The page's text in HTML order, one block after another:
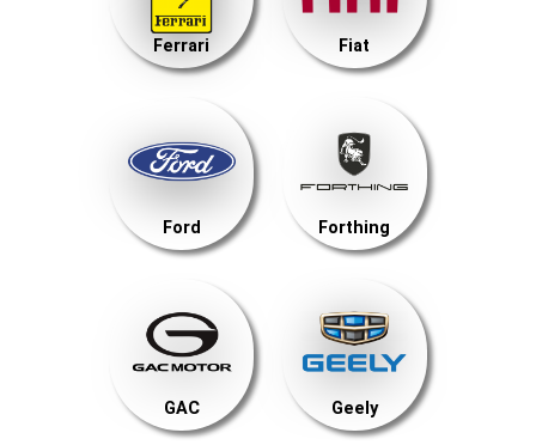
Ferrari Fiat
Ford Forthing
GAC Geely